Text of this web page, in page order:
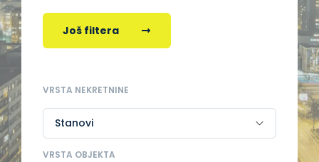
Još filtera
VRSTA NEKRETNINE
VRSTA OBJEKTA